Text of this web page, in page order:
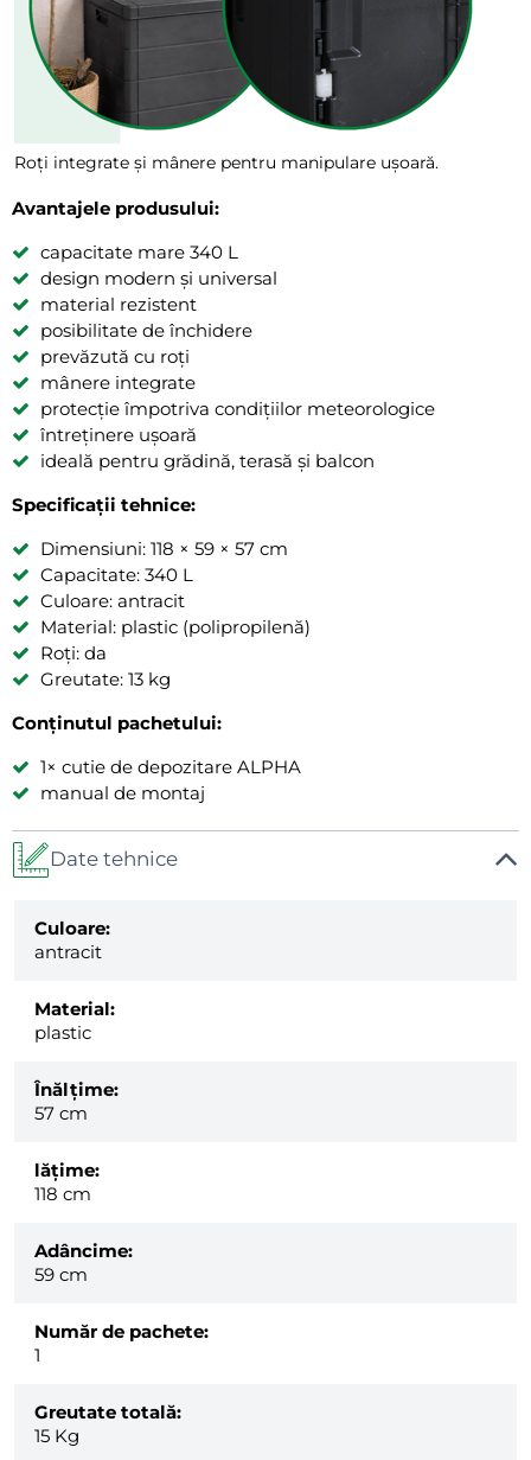
Roți integrate și mânere pentru manipulare ușoară.
Avantajele produsului:
capacitate mare 340 L
design modern și universal
material rezistent
posibilitate de închidere
prevăzută cu roți
mânere integrate
protecție împotriva condițiilor meteorologice
întreținere ușoară
ideală pentru grădină, terasă și balcon
Specificații tehnice:
Dimensiuni: 118 × 59 × 57 cm
Capacitate: 340 L
Culoare: antracit
Material: plastic (polipropilenă)
Roți: da
Greutate: 13 kg
Conținutul pachetului:
1× cutie de depozitare ALPHA
manual de montaj
Date tehnice
Culoare:
antracit
Material:
plastic
Înălțime:
57 cm
lăţime:
118 cm
Adâncime:
59 cm
Număr de pachete:
1
Greutate totală:
15 Kg